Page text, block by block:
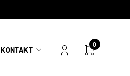
KONTAKT
0